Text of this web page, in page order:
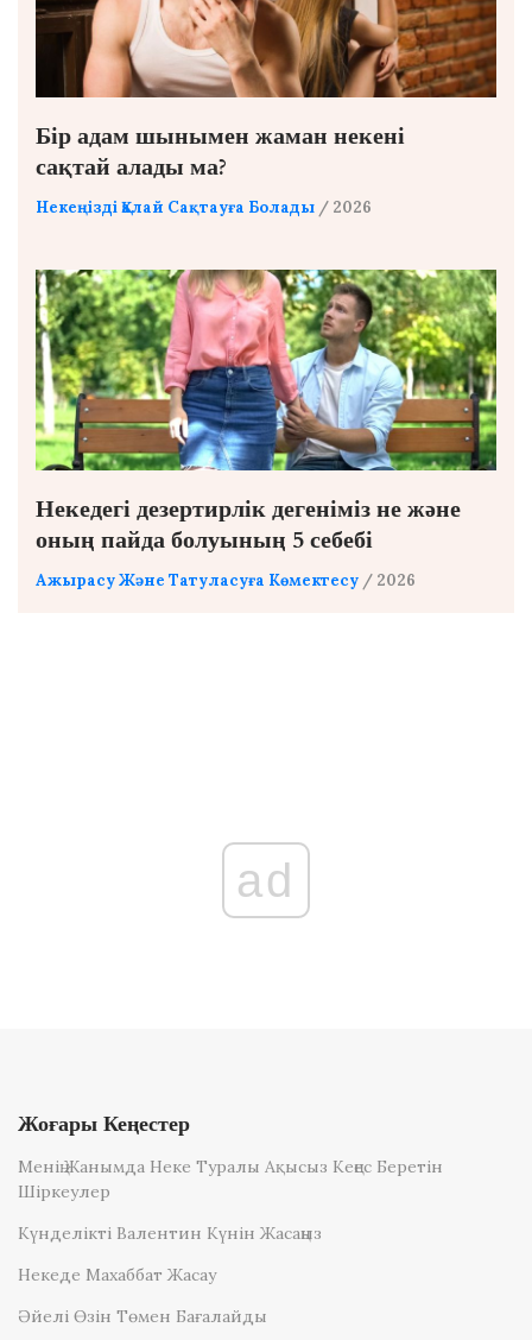
Бір адам шынымен жаман некені
сақтай алады ма?
Некеңізді Қалай Сақтауға Болады / 2026
Некедегі дезертирлік дегеніміз не және
оның пайда болуының 5 себебі
Ажырасу Және Татуласуға Көмектесу / 2026
ad
Жоғары Кеңестер
Менің Жанымда Неке Туралы Ақысыз Кеңес Беретін
Шіркеулер
Күнделікті Валентин Күнін Жасаңыз
Некеде Махаббат Жасау
Әйелі Өзін Төмен Бағалайды